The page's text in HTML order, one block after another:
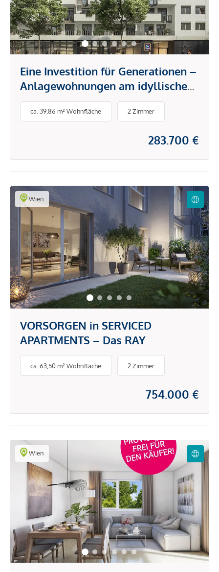
Eine Investition für Generationen –
Anlagewohnungen am idyllischen
Donauufer
ca. 39,86 m² Wohnfläche 2 Zimmer
283.700 €
Wien
VORSORGEN in SERVICED
APARTMENTS – Das RAY
ca. 63,50 m² Wohnfläche 2 Zimmer
754.000 €
Wien